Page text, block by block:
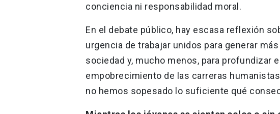
conciencia ni responsabilidad moral.
En el debate público, hay escasa reflexión
urgencia de trabajar unidos para generar
sociedad y, mucho menos, para profundizar
empobrecimiento de las carreras
no hemos sopesado lo suficiente qué